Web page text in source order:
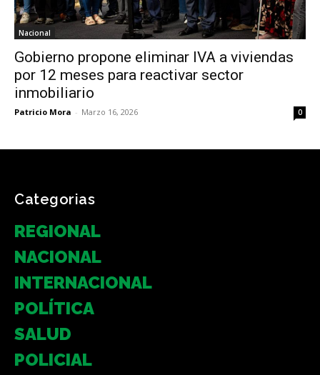
Nacional
Gobierno propone eliminar IVA a viviendas
por 12 meses para reactivar sector
inmobiliario
Patricio Mora - Marzo 16, 2026 0
Categorias
REGIONAL
NACIONAL
INTERNACIONAL
POLÍTICA
SALUD
POLICIAL